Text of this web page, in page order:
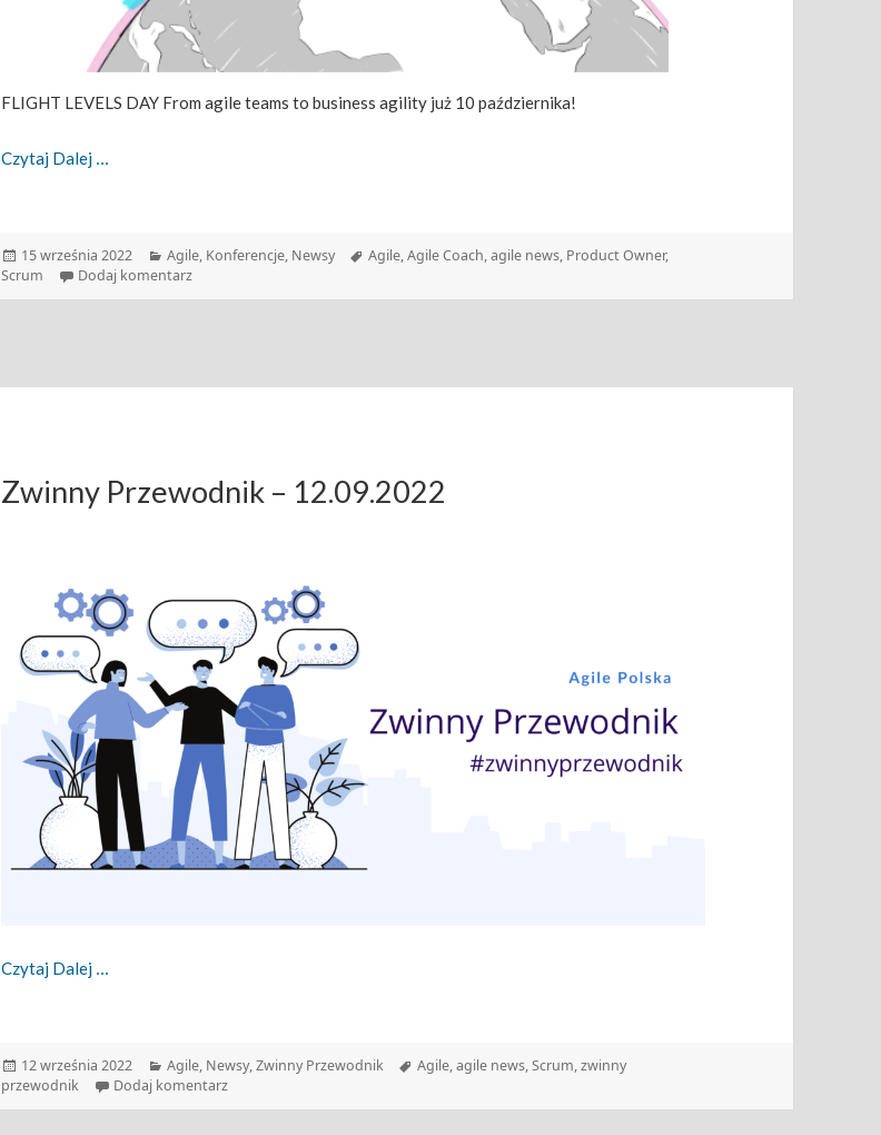
FLIGHT LEVELS DAY From agile teams to business agility już 10 października!
Czytaj Dalej
Data
publikacji
15 września 2022 Kategorie
Agile, Konferencje, Newsy Tagi
Agile,Agile Coach,agile news, Product Owner,
Scrum
Dodaj komentarzdo Flight Levels Day już w październiku!
Zwinny Przewodnik – 12.09.2022
Czytaj Dalej
Data
publikacji
12 września 2022 Kategorie
Agile, Newsy,Zwinny Przewodnik Tagi
Agile,agile news,Scrum,zwinny
przewodnik
Dodaj komentarzdo Zwinny Przewodnik – 12.09.2022